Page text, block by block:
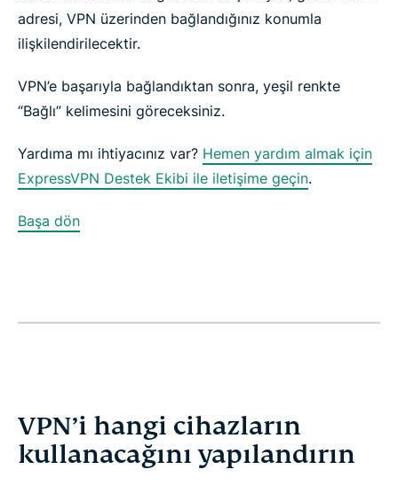
adresi, VPN üzerinden bağlandığınız konumla
ilişkilendirilecektir.
VPN’e başarıyla bağlandıktan sonra, yeşil renkte
“Bağlı” kelimesini göreceksiniz.
Yardıma mı ihtiyacınız var? Hemen yardım almak için
ExpressVPN Destek Ekibi ile iletişime geçin.
Başa dön
VPN’i hangi cihazların
kullanacağını yapılandırın